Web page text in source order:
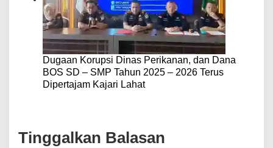
Dugaan Korupsi Dinas Perikanan, dan Dana
BOS SD – SMP Tahun 2025 – 2026 Terus
Dipertajam Kajari Lahat
Tinggalkan Balasan